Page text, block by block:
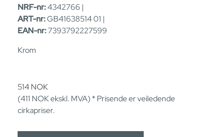
NRF-nr:4342766 |
ART-nr:GB41638514 01 |
EAN-nr:7393792227599
Krom
514NOK
(411 NOKekskl. MVA) * Prisende er veiledende
cirkapriser.